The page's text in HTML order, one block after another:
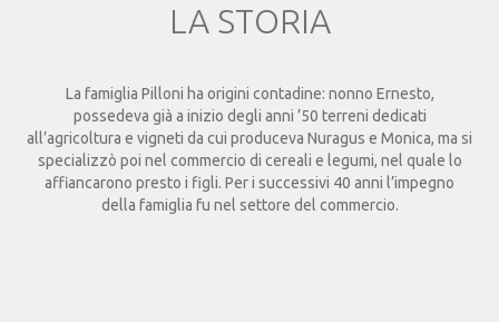
LA STORIA
La famiglia Pilloni ha origini contadine: nonno Ernesto,
possedeva già a inizio degli anni ’50 terreni dedicati
all’agricoltura e vigneti da cui produceva Nuragus e Monica, ma si
specializzò poi nel commercio di cereali e legumi, nel quale lo
affiancarono presto i figli. Per i successivi 40 anni l’impegno
della famiglia fu nel settore del commercio.